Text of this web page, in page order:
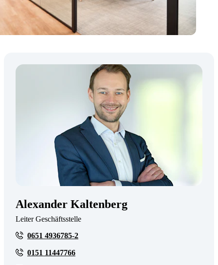
Alexander Kaltenberg
Leiter Geschäftsstelle
0651 4936785-2
0151 11447766